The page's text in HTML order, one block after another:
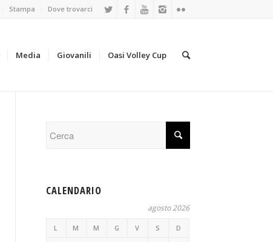
Stampa Dove trovarci
Media Giovanili Oasi Volley Cup
CALENDARIO
agosto 2026
L M M G V S D